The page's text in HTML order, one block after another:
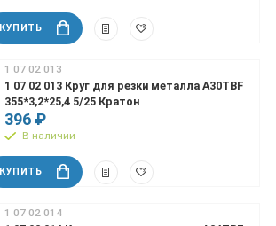
КУПИТЬ
1 07 02 013
1 07 02 013 Круг для резки металла А30TBF
355*3,2*25,4 5/25 Кратон
396 ₽
В наличии
КУПИТЬ
1 07 02 014